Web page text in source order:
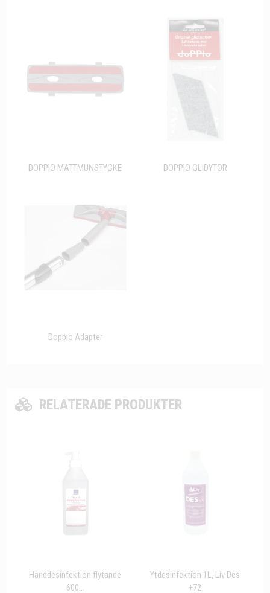
DOPPIO MATTMUNSTYCKE DOPPIO GLIDYTOR
Doppio Adapter
RELATERADE PRODUKTER
Handdesinfektion flytande
600...
Ytdesinfektion 1L, Liv Des
+72